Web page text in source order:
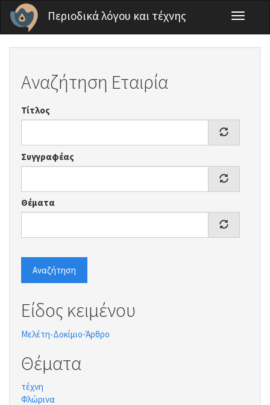
Παράκαμψη προς το κυρίως περιεχόμενο
Περιοδικά λόγου και τέχνης
Toggle
Αναζήτηση Εταιρία
Τίτλος
Συγγραφέας
Θέματα
Αναζήτηση
Είδος κειμένου
Μελέτη-Δοκίμιο-Άρθρο
Θέματα
τέχνη
Φλώρινα